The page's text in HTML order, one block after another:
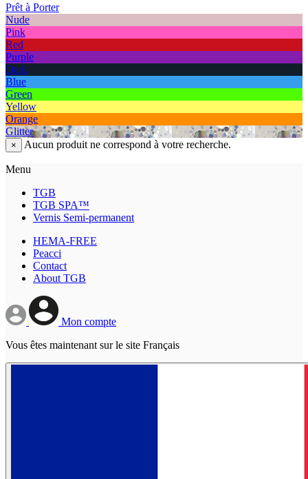
Prêt à Porter
Nude
Pink
Red
Purple
Dark
Blue
Green
Yellow
Orange
Glitter
× Aucun produit ne correspond à votre recherche.
Menu
TGB
TGB SPA™
Vernis Semi-permanent
HEMA-FREE
Peacci
Contact
About TGB
Mon compte
Vous êtes maintenant sur le site Français